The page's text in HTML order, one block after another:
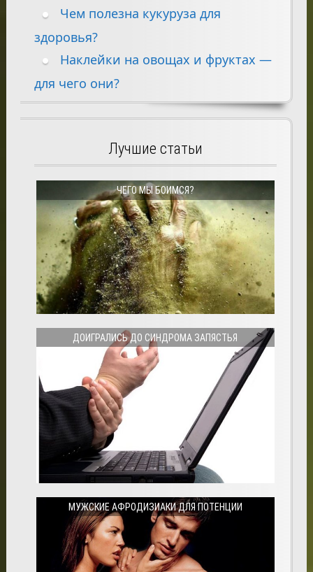
Чем полезна кукуруза для
здоровья?
Наклейки на овощах и фруктах —
для чего они?
Лучшие статьи
ЧЕГО МЫ БОИМСЯ?
ДОИГРАЛИСЬ ДО СИНДРОМА ЗАПЯСТЬЯ
МУЖСКИЕ АФРОДИЗИАКИ ДЛЯ ПОТЕНЦИИ